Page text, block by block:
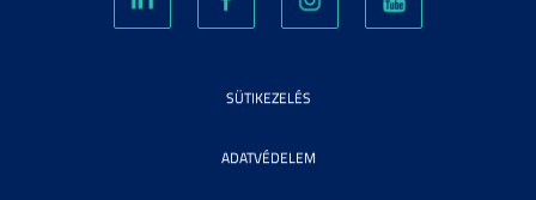
SÜTIKEZELÉS
ADATVÉDELEM